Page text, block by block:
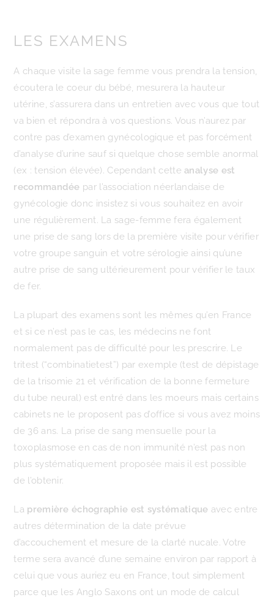
LES EXAMENS
A chaque visite la sage femme vous prendra la tension,
écoutera le coeur du bébé, mesurera la hauteur
utérine, s’assurera dans un entretien avec vous que tout
va bien et répondra à vos questions. Vous n’aurez par
contre pas d’examen gynécologique et pas forcément
d’analyse d’urine sauf si quelque chose semble anormal
(ex : tension élevée). Cependant cetteanalyse est
recommandée par l’association néerlandaise de
gynécologie donc insistez si vous souhaitez en avoir
une régulièrement. La sage-femme fera également
une prise de sang lors de la première visite pour vérifier
votre groupe sanguin et votre sérologie ainsi qu’une
autre prise de sang ultérieurement pour vérifier le taux
de fer.
La plupart des examens sont les mêmes qu’en France
et si ce n’est pas le cas, les médecins ne font
normalement pas de difficulté pour les prescrire. Le
tritest (“combinatietest”) par exemple (test de dépistage
de la trisomie 21 et vérification de la bonne fermeture
du tube neural) est entré dans les moeurs mais certains
cabinets ne le proposent pas d’office si vous avez moins
de 36 ans. La prise de sang mensuelle pour la
toxoplasmose en cas de non immunité n’est pas non
plus systématiquement proposée mais il est possible
de l’obtenir.
La première échographie est systématique avec entre
autres détermination de la date prévue
d’accouchement et mesure de la clarté nucale. Votre
terme sera avancé d’une semaine environ par rapport à
celui que vous auriez eu en France, tout simplement
parce que les Anglo Saxons ont un mode de calcul